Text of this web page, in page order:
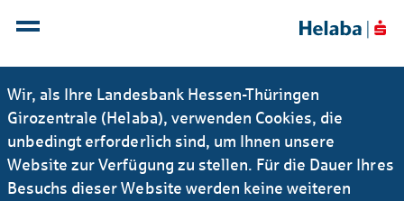
Können mehrere Personen ein
photoTAN-Lesegerät nutzen?
Wir, als Ihre Landesbank Hessen-Thüringen
Girozentrale (Helaba), verwenden Cookies, die
unbedingt erforderlich sind, um Ihnen unsere
Website zur Verfügung zu stellen. Für die Dauer Ihres
Besuchs dieser Website werden keine weiteren